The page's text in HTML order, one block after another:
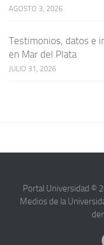
AGOSTO 3, 2026
Testimonios, datos e
en Mar del Plata
JULIO 31, 2026
Portal Universidad ©
Medios de la